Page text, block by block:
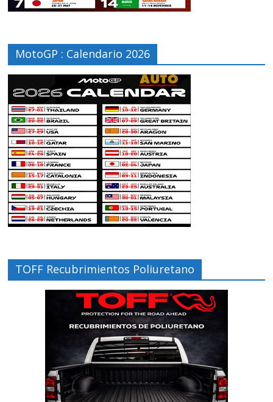
MotoGP : Calendario 2026
TOFF Recubrimientos Poliuretano